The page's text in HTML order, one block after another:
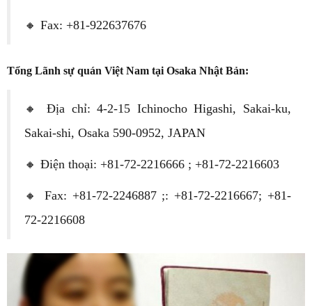
🔸 Fax: +81-922637676
Tổng Lãnh sự quán Việt Nam tại Osaka Nhật Bản:
🔸 Địa chỉ: 4-2-15 Ichinocho Higashi, Sakai-ku,
Sakai-shi, Osaka 590-0952, JAPAN
🔸 Điện thoại: +81-72-2216666 ; +81-72-2216603
🔸 Fax: +81-72-2246887 ;: +81-72-2216667; +81-
72-2216608